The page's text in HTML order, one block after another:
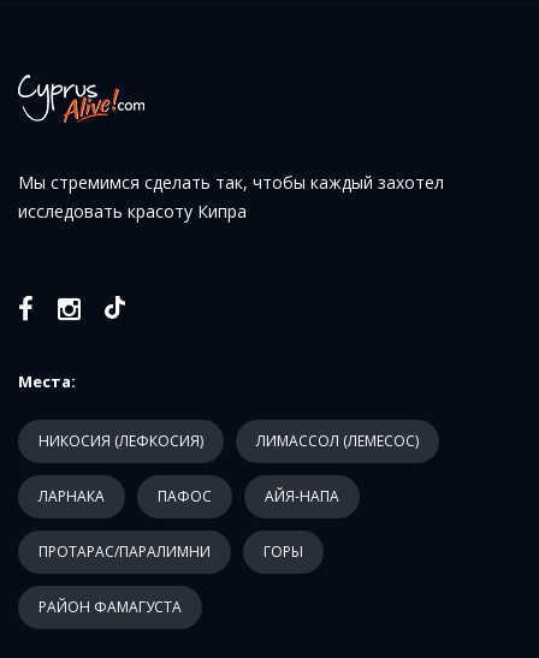
Мы стремимся сделать так, чтобы каждый захотел
исследовать красоту Кипра
Места:
НИКОСИЯ (ЛЕФКОСИЯ) ЛИМАССОЛ (ЛЕМЕСОС)
ЛАРНАКА ПАФОС АЙЯ-НАПА
ПРОТАРАС/ПАРАЛИМНИ ГОРЫ
РАЙОН ФАМАГУСТА